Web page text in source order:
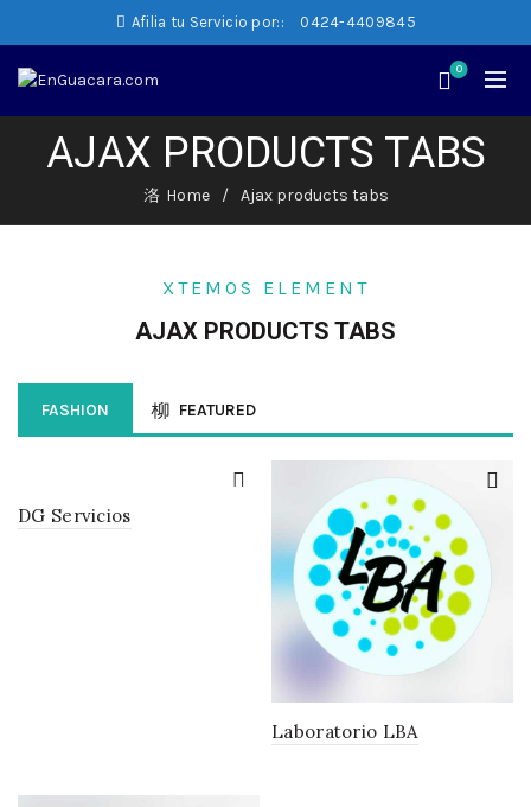
Afilia tu Servicio por:: 0424-4409845
0
AJAX PRODUCTS TABS
Home Ajax products tabs
XTEMOS ELEMENT
AJAX PRODUCTS TABS
FASHION FEATURED
DG Servicios
Laboratorio LBA